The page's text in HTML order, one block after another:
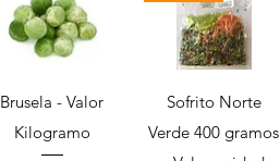
Vista rápida
Brusela - Valor
Kilogramo
Vista rápida
Sofrito Norte
Verde 400 gramos